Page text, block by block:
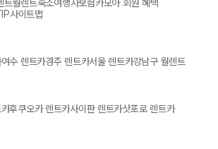
트월렌트숙소여행자보험카모아 회원 혜택
사이트맵
여수 렌트카경주 렌트카서울 렌트카강남구 월렌트
후쿠오카 렌트카사이판 렌트카삿포로 렌트카